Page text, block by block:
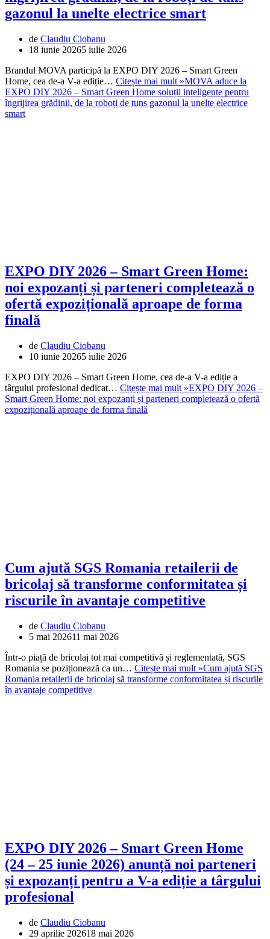
gazonul la unelte electrice smart
de Claudiu Ciobanu
18 iunie 20265 iulie 2026
Brandul MOVA participă la EXPO DIY 2026 – Smart Green
Home, cea de-a V-a ediție… Citește mai mult »MOVA aduce la
EXPO DIY 2026 – Smart Green Home soluții inteligente pentru
îngrijirea grădinii, de la roboți de tuns gazonul la unelte electrice
smart
EXPO DIY 2026 – Smart Green Home:
noi expozanți și parteneri completează o
ofertă expozițională aproape de forma
finală
de Claudiu Ciobanu
10 iunie 20265 iulie 2026
EXPO DIY 2026 – Smart Green Home, cea de-a V-a ediție a
târgului profesional dedicat… Citește mai mult »EXPO DIY 2026 –
Smart Green Home: noi expozanți și parteneri completează o ofertă
expozițională aproape de forma finală
Cum ajută SGS Romania retailerii de
bricolaj să transforme conformitatea și
riscurile în avantaje competitive
de Claudiu Ciobanu
5 mai 202611 mai 2026
Într-o piață de bricolaj tot mai competitivă și reglementată, SGS
Romania se poziționează ca un… Citește mai mult »Cum ajută SGS
Romania retailerii de bricolaj să transforme conformitatea și riscurile
în avantaje competitive
EXPO DIY 2026 – Smart Green Home
(24 – 25 iunie 2026) anunță noi parteneri
și expozanți pentru a V-a ediție a târgului
profesional
de Claudiu Ciobanu
29 aprilie 202618 mai 2026